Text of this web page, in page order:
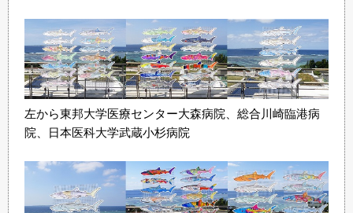
左から東邦大学医療センター大森病院、総合川崎臨港病
院、日本医科大学武蔵小杉病院